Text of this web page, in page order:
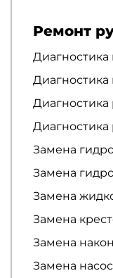
Ремонт
Диагностика
Диагностика
Диагностика
Замена
Замена
Замена
Замена
Замена
Замена